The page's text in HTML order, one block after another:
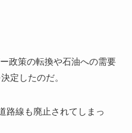
政策の転換や石油への需要
定したのだ。
路線も廃止されてしまっ